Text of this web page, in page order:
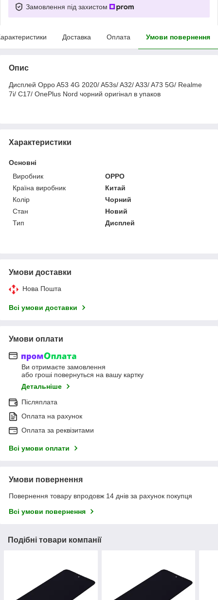
Замовлення під захистом
Доставка Оплата Умови повернення
Опис
Дисплей Oppo A53 4G 2020/ A53s/ A32/ A33/ A73 5G/ Realme
7i/ C17/ OnePlus Nord чорний оригінал в упаков
Характеристики
Основні
Виробник
OPPO
Країна виробник
Китай
Колір
Чорний
Стан
Новий
Тип
Дисплей
Умови доставки
Нова Пошта
Всі умови доставки
Умови оплати
Ви отримаєте замовлення
або гроші повернуться на вашу картку
Детальніше
Післяплата
Оплата на рахунок
Оплата за реквізитами
Всі умови оплати
Умови повернення
Повернення товару впродовж 14 днів за рахунок покупця
Всі умови повернення
Подібні товари компанії